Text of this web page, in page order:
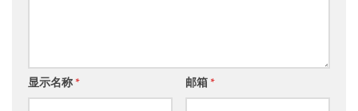
显示名称* 邮箱*